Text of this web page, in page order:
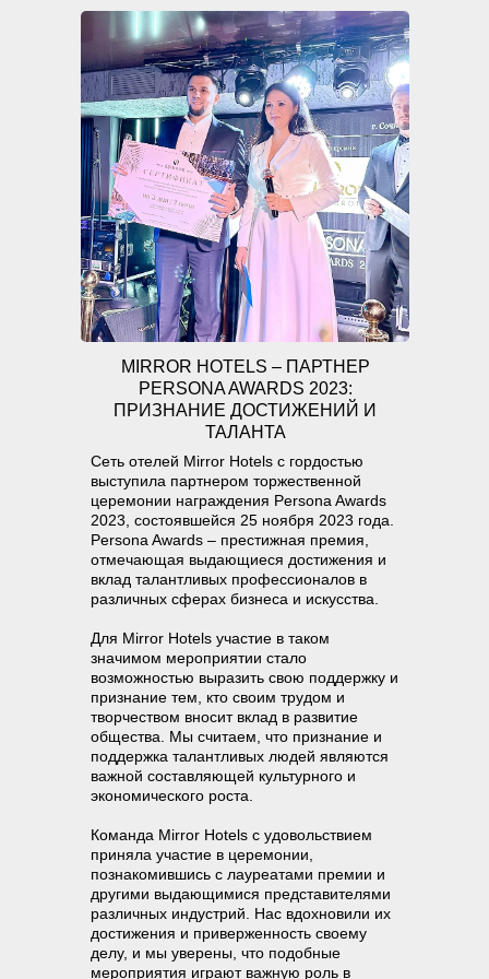
Сеть отелей Mirror Hotels с гордостью
выступила партнером торжественной
церемонии награждения Persona Awards
2023, состоявшейся 25 ноября 2023 года.
Persona Awards – престижная премия,
отмечающая выдающиеся достижения и
вклад талантливых профессионалов в
различных сферах бизнеса и искусства.
Для Mirror Hotels участие в таком
значимом мероприятии стало
возможностью выразить свою поддержку и
признание тем, кто своим трудом и
творчеством вносит вклад в развитие
общества. Мы считаем, что признание и
поддержка талантливых людей являются
важной составляющей культурного и
экономического роста.
Команда Mirror Hotels с удовольствием
приняла участие в церемонии,
познакомившись с лауреатами премии и
другими выдающимися представителями
различных индустрий. Нас вдохновили их
достижения и приверженность своему
делу, и мы уверены, что подобные
мероприятия играют важную роль в
MIRROR HOTELS – ПАРТНЕР
PERSONA AWARDS 2023:
ПРИЗНАНИЕ ДОСТИЖЕНИЙ И
ТАЛАНТА